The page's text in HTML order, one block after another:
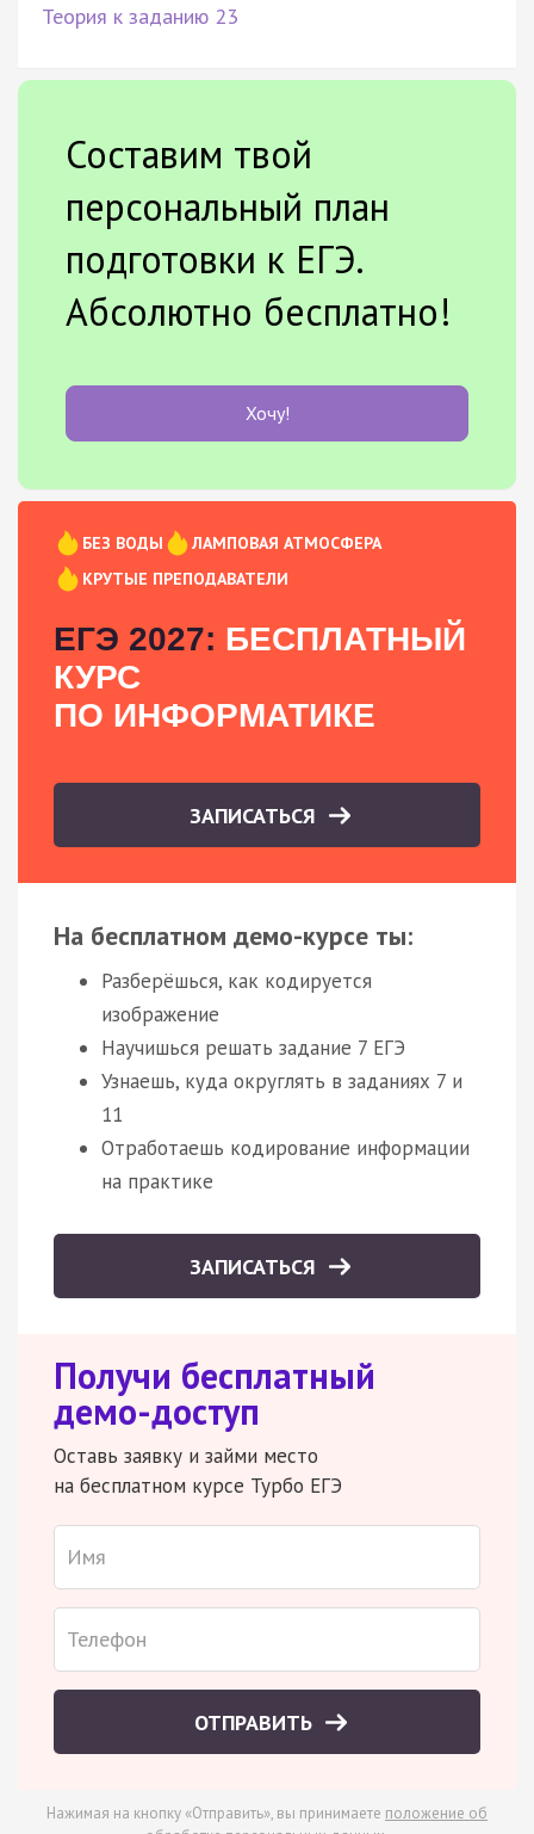
Теория к заданию 23
Составим твой
персональный план
подготовки к ЕГЭ.
Абсолютно бесплатно!
Хочу!
БЕЗ ВОДЫ
ЛАМПОВАЯ АТМОСФЕРА
КРУТЫЕ ПРЕПОДАВАТЕЛИ
ЕГЭ 2027: БЕСПЛАТНЫЙ
КУРС
ПО ИНФОРМАТИКЕ
ЗАПИСАТЬСЯ
На бесплатном демо-курсе ты:
Разберёшься, как кодируется
изображение
Научишься решать задание 7 ЕГЭ
Узнаешь, куда округлять в заданиях 7 и
11
Отработаешь кодирование информации
на практике
ЗАПИСАТЬСЯ
Получи бесплатный
демо-доступ
Оставь заявку и займи место
на бесплатном курсе Турбо ЕГЭ
ОТПРАВИТЬ
Нажимая на кнопку «Отправить», вы принимаете положение об